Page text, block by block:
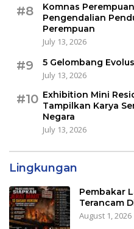
#8
Komnas
Pengendalian
Perempuan
July 13, 2026
#9
5 Gelombang
July 13, 2026
#10 Exhibition Mini
Tampilkan Karya
Negara
July 13, 2026
Lingkungan
Pembakar
Terancam
August 1, 2026